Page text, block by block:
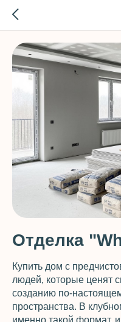
Отделка
Купить дом с
людей, которые ценят
созданию по-
пространства. В
именно такой формат,